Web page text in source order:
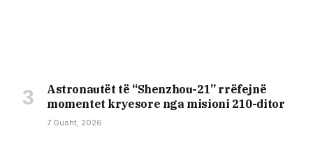
Astronautët të “Shenzhou-21” rrëfejnë
momentet kryesore nga misioni 210-ditor
7 Gusht, 2026